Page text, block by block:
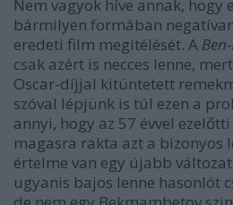
Nem vagyok híve annak, hogy
bármilyen formában
eredeti film megítélését. A
csak azért is necces lenne,
Oscar-díjjal kitüntetett
szóval lépjünk is túl ezen a
annyi, hogy az 57 évvel
magasra rakta azt a bizonyos
értelme van egy újabb
ugyanis bajos lenne hasonlót